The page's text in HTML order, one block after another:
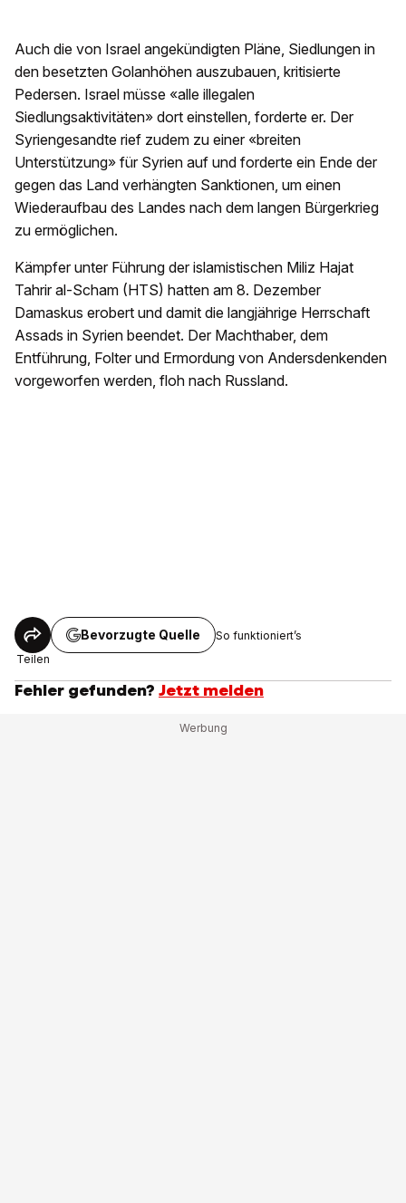
Auch die von Israel angekündigten Pläne, Siedlungen in
den besetzten Golanhöhen auszubauen, kritisierte
Pedersen. Israel müsse «alle illegalen
Siedlungsaktivitäten» dort einstellen, forderte er. Der
Syriengesandte rief zudem zu einer «breiten
Unterstützung» für Syrien auf und forderte ein Ende der
gegen das Land verhängten Sanktionen, um einen
Wiederaufbau des Landes nach dem langen Bürgerkrieg
zu ermöglichen.
Kämpfer unter Führung der islamistischen Miliz Hajat
Tahrir al-Scham (HTS) hatten am 8. Dezember
Damaskus erobert und damit die langjährige Herrschaft
Assads in Syrien beendet. Der Machthaber, dem
Entführung, Folter und Ermordung von Andersdenkenden
vorgeworfen werden, floh nach Russland.
Teilen
Bevorzugte Quelle So funktioniert’s
Fehler gefunden? Jetzt melden